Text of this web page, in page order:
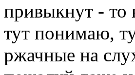
привыкнут - то
тут понимаю,
ржачные на